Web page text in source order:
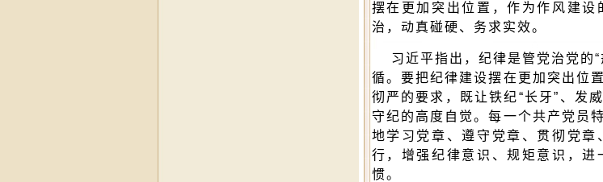
摆在更加突出位置，作为作风建
治，动真碰硬、务求实效。
习近平指出，纪律是管党治党的
循。要把纪律建设摆在更加突出位
彻严的要求，既让铁纪“长牙”、发
守纪的高度自觉。每一个共产党员
地学习党章、遵守党章、贯彻党
行，增强纪律意识、规矩意识，
惯。